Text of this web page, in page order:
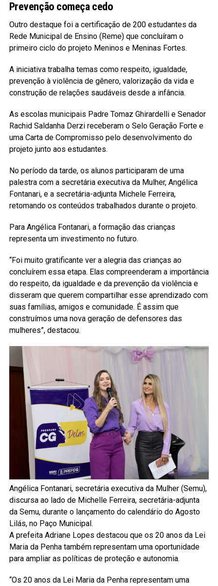
Prevenção começa cedo
Outro destaque foi a certificação de 200 estudantes da
Rede Municipal de Ensino (Reme) que concluíram o
primeiro ciclo do projeto Meninos e Meninas Fortes.
A iniciativa trabalha temas como respeito, igualdade,
prevenção à violência de gênero, valorização da vida e
construção de relações saudáveis desde a infância.
As escolas municipais Padre Tomaz Ghirardelli e Senador
Rachid Saldanha Derzi receberam o Selo Geração Forte e
uma Carta de Compromisso pelo desenvolvimento do
projeto junto aos estudantes.
No período da tarde, os alunos participaram de uma
palestra com a secretária executiva da Mulher, Angélica
Fontanari, e a secretária-adjunta Michele Ferreira,
retomando os conteúdos trabalhados durante o projeto.
Para Angélica Fontanari, a formação das crianças
representa um investimento no futuro.
“Foi muito gratificante ver a alegria das crianças ao
concluírem essa etapa. Elas compreenderam a importância
do respeito, da igualdade e da prevenção da violência e
disseram que querem compartilhar esse aprendizado com
suas famílias, amigos e comunidade. É assim que
construímos uma nova geração de defensores das
mulheres”, destacou.
Angélica Fontanari, secretária executiva da Mulher (Semu),
discursa ao lado de Michelle Ferreira, secretária-adjunta
da Semu, durante o lançamento do calendário do Agosto
Lilás, no Paço Municipal.
A prefeita Adriane Lopes destacou que os 20 anos da Lei
Maria da Penha também representam uma oportunidade
para ampliar as políticas de proteção e autonomia.
“Os 20 anos da Lei Maria da Penha representam uma